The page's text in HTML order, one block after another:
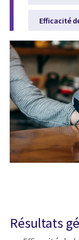
Efficacité
Résultats